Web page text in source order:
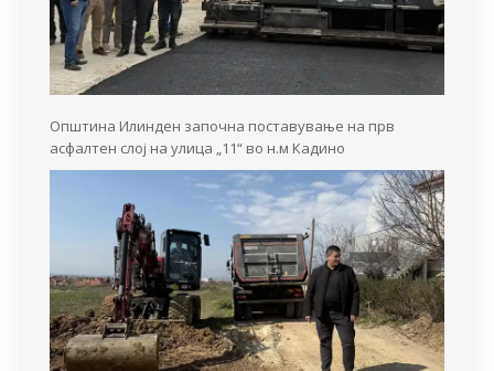
Општина Илинден започна поставување на прв
асфалтен слој на улица „11“ во н.м Кадино